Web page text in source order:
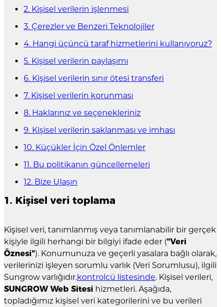
2. Kişisel verilerin işlenmesi
3. Çerezler ve Benzeri Teknolojiler
4. Hangi üçüncü taraf hizmetlerini kullanıyoruz?
5. Kişisel verilerin paylaşımı
6. Kişisel verilerin sınır ötesi transferi
7. Kişisel verilerin korunması
8. Haklarınız ve seçenekleriniz
9. Kişisel verilerin saklanması ve imhası
10. Küçükler İçin Özel Önlemler
11. Bu politikanın güncellemeleri
12. Bize Ulaşın
1. Kişisel veri toplama
Kişisel veri, tanımlanmış veya tanımlanabilir bir gerçek
kişiyle ilgili herhangi bir bilgiyi ifade eder ("Veri
Öznesi"). Konumunuza ve geçerli yasalara bağlı olarak,
verilerinizi işleyen sorumlu varlık (Veri Sorumlusu), ilgili
Sungrow varlığıdır.kontrolcü listesinde. Kişisel verileri,
SUNGROW Web Sitesi hizmetleri. Aşağıda,
topladığımız kişisel veri kategorilerini ve bu verileri